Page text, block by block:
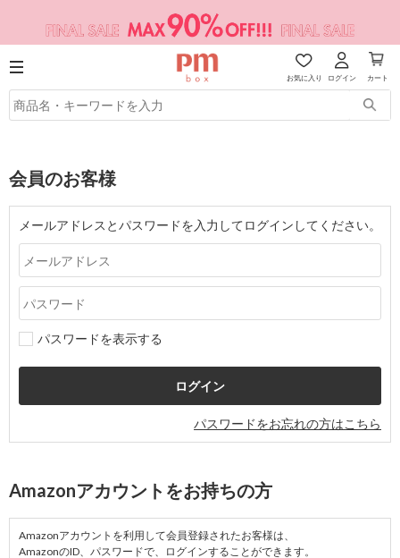
お気に入り ログイン カート
会員のお客様
メールアドレスとパスワードを入力してログインしてください。
パスワードを表示する
パスワードをお忘れの方はこちら
Amazonアカウントをお持ちの方
Amazonアカウントを利用して会員登録されたお客様は、
AmazonのID、パスワードで、ログインすることができます。